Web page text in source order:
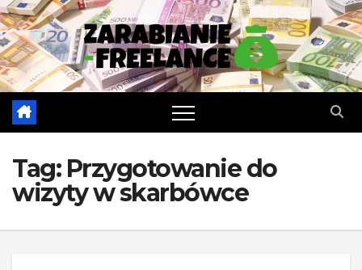
Skip
to
content
Tag: Przygotowanie do
wizyty w skarbówce